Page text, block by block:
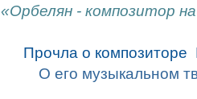
«Орбелян - композитор
Прочла о композиторе
О его музыкальном